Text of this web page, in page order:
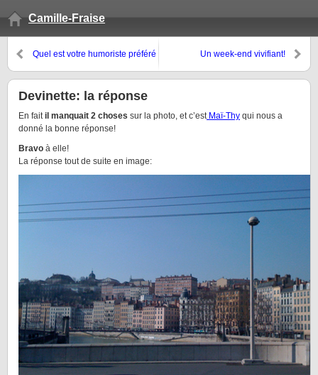
Camille-Fraise
Quel est votre humoriste préféré
Un week-end vivifiant!
Devinette: la réponse
En faitil manquait 2 choses sur la photo, et c’estMaï-Thy qui nous a
donné la bonne réponse!
Bravo à elle!
La réponse tout de suite en image: